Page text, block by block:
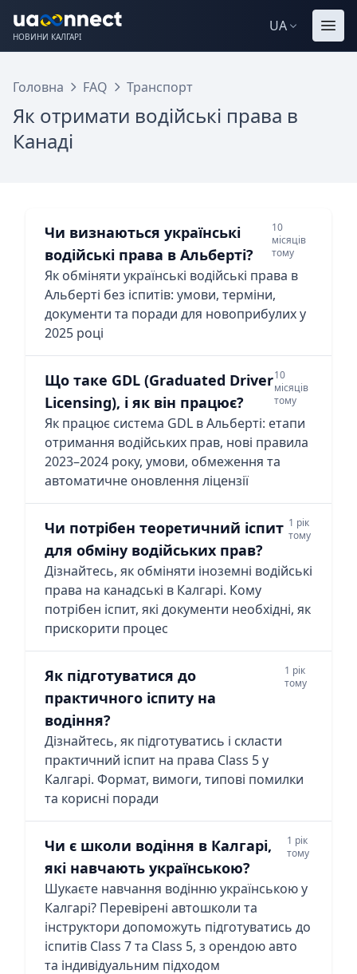
НОВИНИ КАЛГАРІ
UA
Головна FAQ Транспорт
Як отримати водійські права в
Канаді
Чи визнаються українські
водійські права в Альберті?
10
місяців
тому
Як обміняти українські водійські права в
Альберті без іспитів: умови, терміни,
документи та поради для новоприбулих у
2025 році
Що таке GDL (Graduated Driver
Licensing), і як він працює?
10
місяців
тому
Як працює система GDL в Альберті: етапи
отримання водійських прав, нові правила
2023–2024 року, умови, обмеження та
автоматичне оновлення ліцензії
Чи потрібен теоретичний іспит
для обміну водійських прав?
1 рік
тому
Дізнайтесь, як обміняти іноземні водійські
права на канадські в Калгарі. Кому
потрібен іспит, які документи необхідні, як
прискорити процес
Як підготуватися до
практичного іспиту на
водіння?
1 рік
тому
Дізнайтесь, як підготуватись і скласти
практичний іспит на права Class 5 у
Калгарі. Формат, вимоги, типові помилки
та корисні поради
Чи є школи водіння в Калгарі,
які навчають українською?
1 рік
тому
Шукаєте навчання водінню українською у
Калгарі? Перевірені автошколи та
інструктори допоможуть підготуватись до
іспитів Class 7 та Class 5, з орендою авто
та індивідуальним підходом